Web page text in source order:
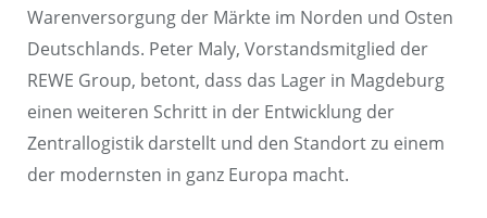
Warenversorgung der Märkte im Norden und Osten
Deutschlands. Peter Maly, Vorstandsmitglied der
REWE Group, betont, dass das Lager in Magdeburg
einen weiteren Schritt in der Entwicklung der
Zentrallogistik darstellt und den Standort zu einem
der modernsten in ganz Europa macht.